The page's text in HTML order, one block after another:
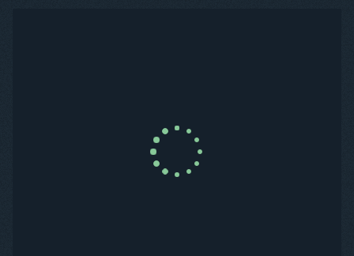
ACHETER MAINTENANT